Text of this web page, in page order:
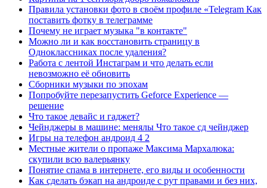
Правила установки фото в своём профиле «Telegram Как
поставить фотку в телеграмме
Почему не играет музыка "в контакте"
Можно ли и как восстановить страницу в
Одноклассниках после удаления?
Работа с лентой Инстаграм и что делать если
невозможно её обновить
Сборники музыки по эпохам
Попробуйте перезапустить Geforce Experience —
решение
Что такое девайс и гаджет?
Чейнджеры в машине: менялы Что такое сд чейнджер
Игры на телефон андроид 4 2
Местные жители о пропаже Максима Мархалюка:
скупили всю валерьянку
Понятие спама в интернете, его виды и особенности
Как сделать бэкап на андроиде с рут правами и без них,